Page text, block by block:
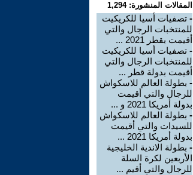
المقالات المنشورة: 1,294
- تصفيات أسيا للكريكيت
للمنتخبات الرجال والتي
أقيمت بقطر 2021 ...
- تصفيات أسيا للكريكيت
للمنتخبات الرجال والتي
أقيمت بدولة قطر ...
- بطولة العالم للاسكواش
للرجال والتي أقيمت
بدولة أمريكا 2021 و ...
- بطولة العالم للاسكواش
للسيدات والتي أقيمت
بدولة أمريكا 2021 ...
- بطولة الاندية الخليجية
الأربعين لكرة السلة
للرجال والتي أقيم ...